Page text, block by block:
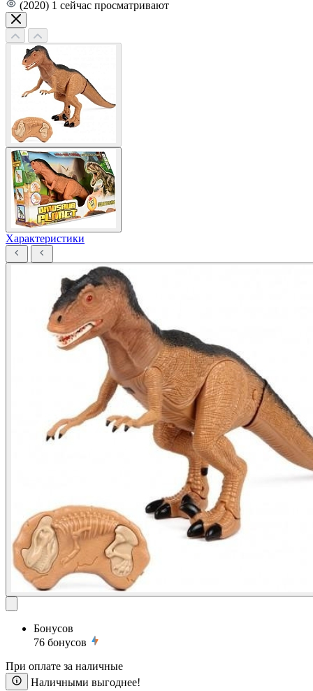
(2020) 1 сейчас просматривают
Характеристики
Бонусов
76 бонусов
При оплате за наличные
Наличными выгоднее!